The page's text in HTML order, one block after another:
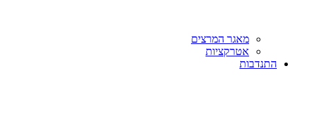
מאגר המרצים
אטרקציות
התנדבות